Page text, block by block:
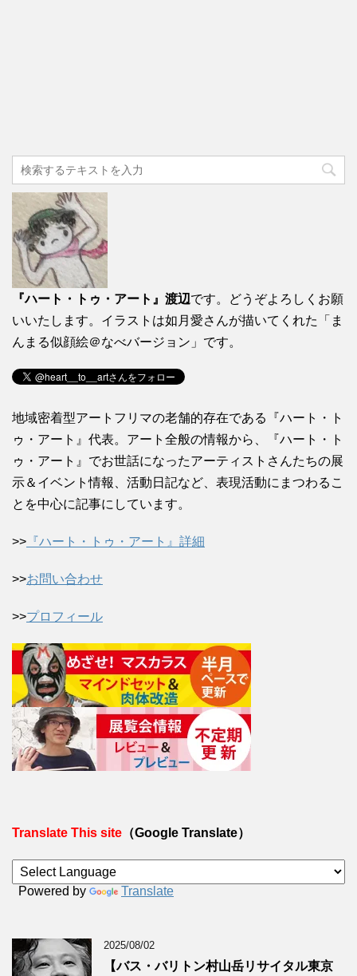
『ハート・トゥ・アート』渡辺です。どうぞよろしくお願
いいたします。イラストは如月愛さんが描いてくれた「ま
んまる似顔絵＠なべバージョン」です。
地域密着型アートフリマの老舗的存在である『ハート・ト
ゥ・アート』代表。アート全般の情報から、『ハート・ト
ゥ・アート』でお世話になったアーティストさんたちの展
示＆イベント情報、活動日記など、表現活動にまつわるこ
とを中心に記事にしています。
>> 『ハート・トゥ・アート』詳細
>>お問い合わせ
>>プロフィール
Translate This site （Google Translate）
Powered by Translate
2025/08/02
【バス・バリトン村山岳リサイタル東京